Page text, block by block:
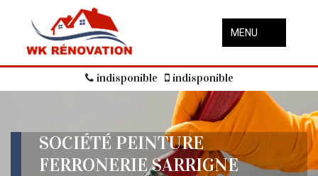
MENU
indisponible indisponible
SOCIÉTÉ PEINTURE
FERRONERIE SARRIGNE